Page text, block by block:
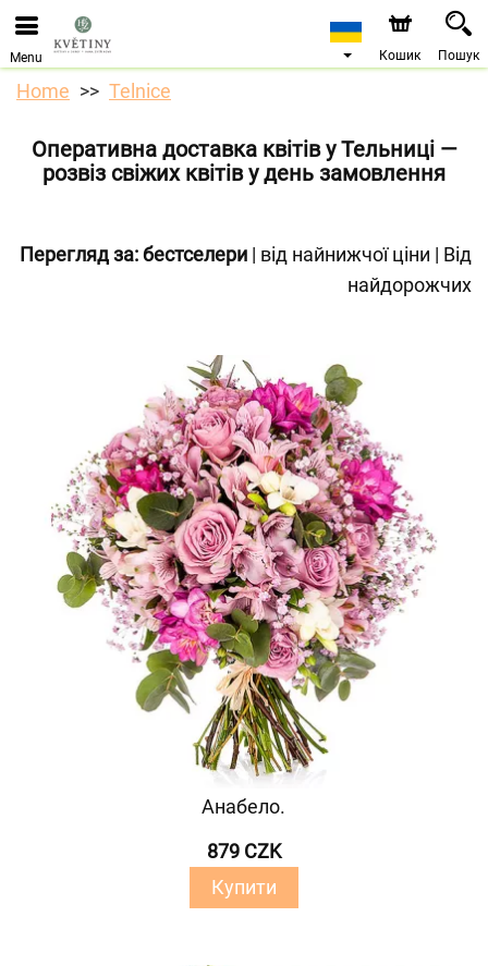
Ми приймаємо замовлення через наш інтернет-
магазин. Найближча можлива дата доставки —
10.08.2026 у зв’язку з відпусткою.
Menu Кошик Пошук
Home Telnice
Оперативна доставка квітів у Тельниці —
розвіз свіжих квітів у день замовлення
Перегляд за:бестселери | від найнижчої ціни | Від
найдорожчих
Анабело.
879 CZK
Купити